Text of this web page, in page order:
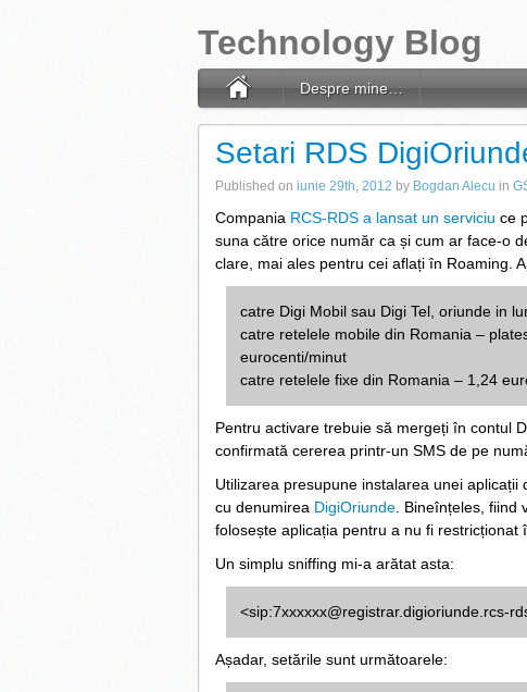
Technology Blog
Despre mine…
Setari RDS
Published on iunie 29th, 2012 by Bogdan Alecu in
Compania RCS-RDS a lansat un serviciu ce
suna către orice număr ca și cum ar face-o
clare, mai ales pentru cei aflați în Roaming.
catre Digi Mobil sau Digi Tel, oriunde in
catre retelele mobile din Romania –
eurocenti/minut
catre retelele fixe din Romania – 1,24
Pentru activare trebuie să mergeți în contul
confirmată cererea printr-un SMS de pe
Utilizarea presupune instalarea unei
cu denumirea DigiOriunde . Bineînțeles,
folosește aplicația pentru a nu fi restricționat
Un simplu sniffing mi-a arătat asta:
<sip:7xxxxxx@registrar.digioriunde.rcs-
Așadar, setările sunt următoarele: